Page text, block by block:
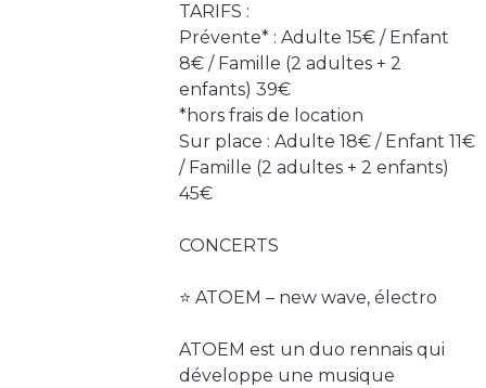
TARIFS :
Prévente* : Adulte 15€ / Enfant
8€ / Famille (2 adultes + 2
enfants) 39€
*hors frais de location
Sur place : Adulte 18€ / Enfant 11€
/ Famille (2 adultes + 2 enfants)
45€
CONCERTS
⭐️ ATOEM – new wave, électro
ATOEM est un duo rennais qui
développe une musique